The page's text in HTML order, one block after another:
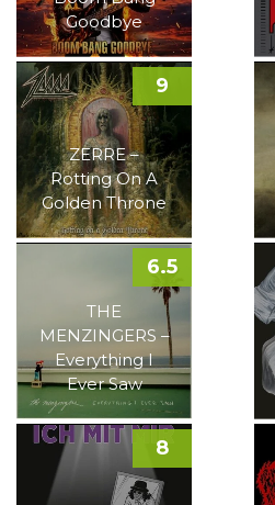
Goodbye
ZERRE –
Rotting On A
Golden Throne
9
THE
MENZINGERS –
Everything I
Ever Saw
6.5
8